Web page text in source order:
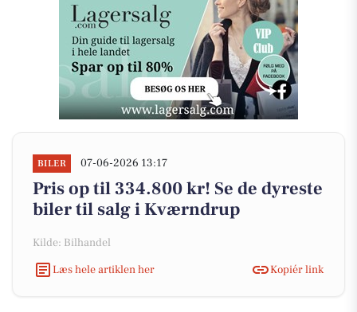
BILER 07-06-2026 13:17
Pris op til 334.800 kr! Se de dyreste
biler til salg i Kværndrup
Kilde: Bilhandel
Læs hele artiklen her
Kopiér link